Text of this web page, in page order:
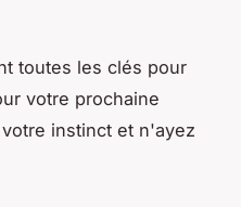
toutes les clés pour
votre prochaine
instinct et n'ayez